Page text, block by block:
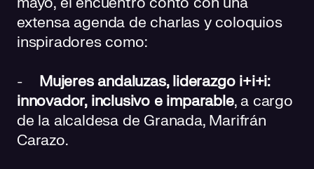
extensa agenda de charlas y coloquios
inspiradores como:
- Mujeres andaluzas, liderazgo i+i+i:
innovador, inclusivo e imparable, a cargo
de la alcaldesa de Granada, Marifrán
Carazo.